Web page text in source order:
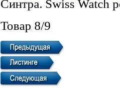
Синтра. Swiss Watch
Товар 8/9